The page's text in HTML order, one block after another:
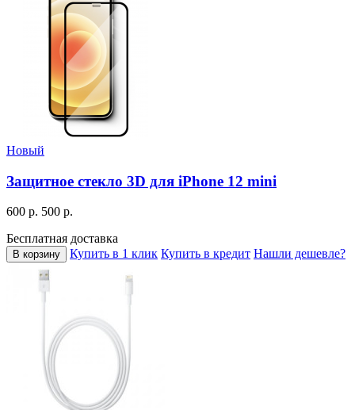
Новый
Защитное стекло 3D для iPhone 12 mini
600 р. 500 р.
Бесплатная доставка
В корзину Купить в 1 клик Купить в кредит Нашли дешевле?